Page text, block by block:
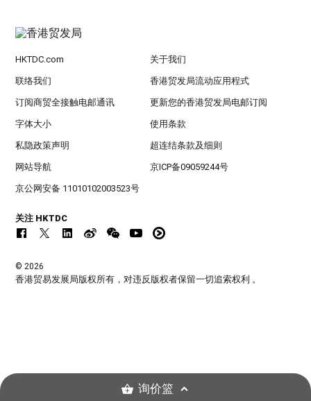
HKTDC.com 关于我们
联络我们 香港贸发局流动应用程式
订阅商贸全接触电邮通讯 更新您的香港贸发局电邮订阅
字体大小 使用条款
私隐政策声明 超连结条款及细则
网站导航 京ICP备09059244号
京公网安备 11010102003523号
关注 HKTDC
© 2026
香港贸易发展局版权所有，对违反版权者保留一切追索权利 。
询价篮